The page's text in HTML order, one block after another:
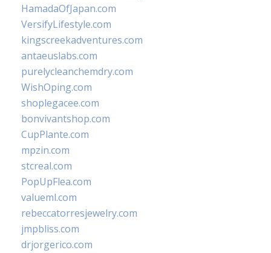
HamadaOfJapan.com
VersifyLifestyle.com
kingscreekadventures.com
antaeuslabs.com
purelycleanchemdry.com
WishOping.com
shoplegacee.com
bonvivantshop.com
CupPlante.com
mpzin.com
stcreal.com
PopUpFlea.com
valueml.com
rebeccatorresjewelry.com
jmpbliss.com
drjorgerico.com